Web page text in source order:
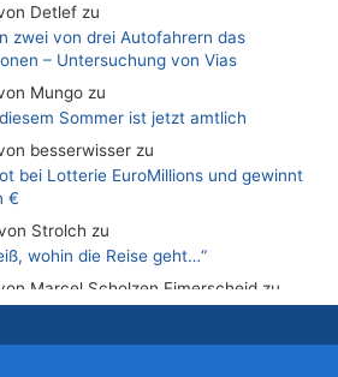
Detlef zu
zwei von drei Autofahrern das
– Untersuchung von Vias
Mungo zu
Sommer ist jetzt amtlich
besserwisser zu
bei Lotterie EuroMillions und gewinnt
€
Strolch zu
wohin die Reise geht…“
Marcel Scholzen Eimerscheid zu
zwei von drei Autofahrern das
– Untersuchung von Vias